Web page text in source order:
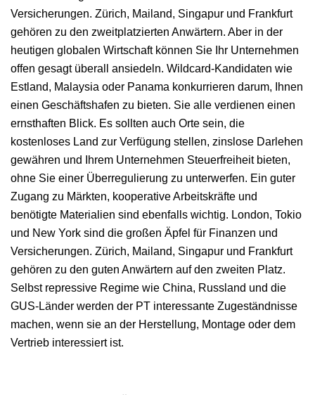
Versicherungen. Zürich, Mailand, Singapur und Frankfurt
gehören zu den zweitplatzierten Anwärtern. Aber in der
heutigen globalen Wirtschaft können Sie Ihr Unternehmen
offen gesagt überall ansiedeln. Wildcard-Kandidaten wie
Estland, Malaysia oder Panama konkurrieren darum, Ihnen
einen Geschäftshafen zu bieten. Sie alle verdienen einen
ernsthaften Blick. Es sollten auch Orte sein, die
kostenloses Land zur Verfügung stellen, zinslose Darlehen
gewähren und Ihrem Unternehmen Steuerfreiheit bieten,
ohne Sie einer Überregulierung zu unterwerfen. Ein guter
Zugang zu Märkten, kooperative Arbeitskräfte und
benötigte Materialien sind ebenfalls wichtig. London, Tokio
und New York sind die großen Äpfel für Finanzen und
Versicherungen. Zürich, Mailand, Singapur und Frankfurt
gehören zu den guten Anwärtern auf den zweiten Platz.
Selbst repressive Regime wie China, Russland und die
GUS-Länder werden der PT interessante Zugeständnisse
machen, wenn sie an der Herstellung, Montage oder dem
Vertrieb interessiert ist.